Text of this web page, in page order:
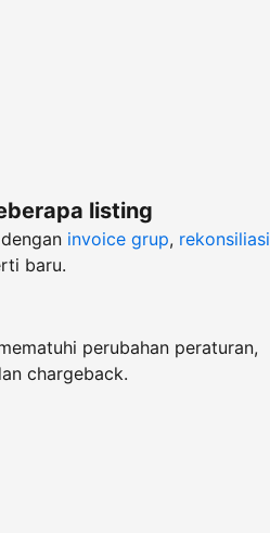
listing
invoice grup, rekonsiliasi
baru.
perubahan peraturan,
chargeback.